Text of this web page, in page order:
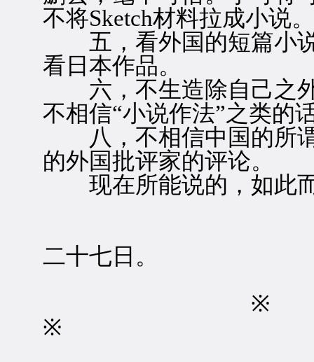
不将Sketch材料拉成小说。
五，看外国的短篇小说
看日本作品。
六，不生造除自己之外
不相信“小说作法”之类的
八，不相信中国的所谓
的外国批评家的评论。
现在所能说的，如此
二十七日。
※
※